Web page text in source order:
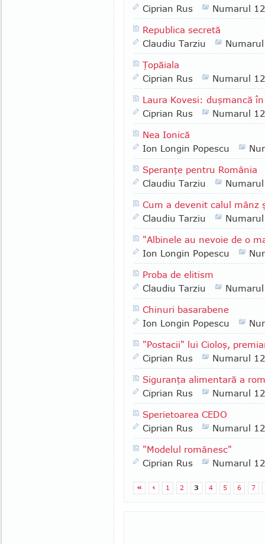
Ciprian Rus
Numarul
Republica secretă
Claudiu Tarziu
Ţopăiala
Ciprian Rus
Numarul
Laura Kovesi: duşmancă
Ciprian Rus
Numarul
Nea Ionică
Ion Longin Popescu
Speranţe pentru România
Claudiu Tarziu
Cum a devenit calul mânz
Claudiu Tarziu
"Albinele au nevoie de o
Ion Longin Popescu
Proba de elitism
Claudiu Tarziu
Chinuri basarabene
Ion Longin Popescu
"Postacii" lui Cioloş,
Ciprian Rus
Numarul
Siguranţa alimentară a
Ciprian Rus
Numarul
Sperietoarea CEDO
Ciprian Rus
Numarul
"Modelul românesc"
Ciprian Rus
Numarul
« ‹ 1 2 3 4 5 6 7